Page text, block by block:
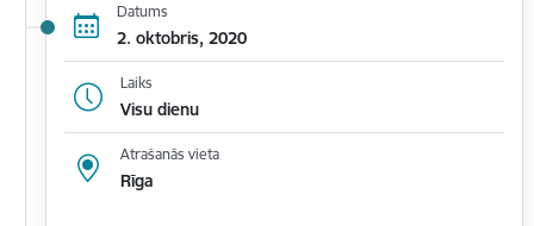
Datums
2. oktobris, 2020
Laiks
Visu dienu
Atrašanās vieta
Rīga